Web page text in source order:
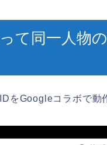
て同一人物
をGoogleコラボで動